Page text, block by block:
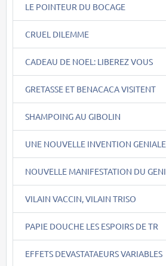
LE POINTEUR DU BOCAGE
CRUEL DILEMME
CADEAU DE NOEL: LIBEREZ VOUS
GRETASSE ET BENACACA VISITENT
SHAMPOING AU GIBOLIN
UNE NOUVELLE INVENTION GENIALE
NOUVELLE MANIFESTATION DU GENI
VILAIN VACCIN, VILAIN TRISO
PAPIE DOUCHE LES ESPOIRS DE TR
EFFETS DEVASTATAEURS VARIABLES